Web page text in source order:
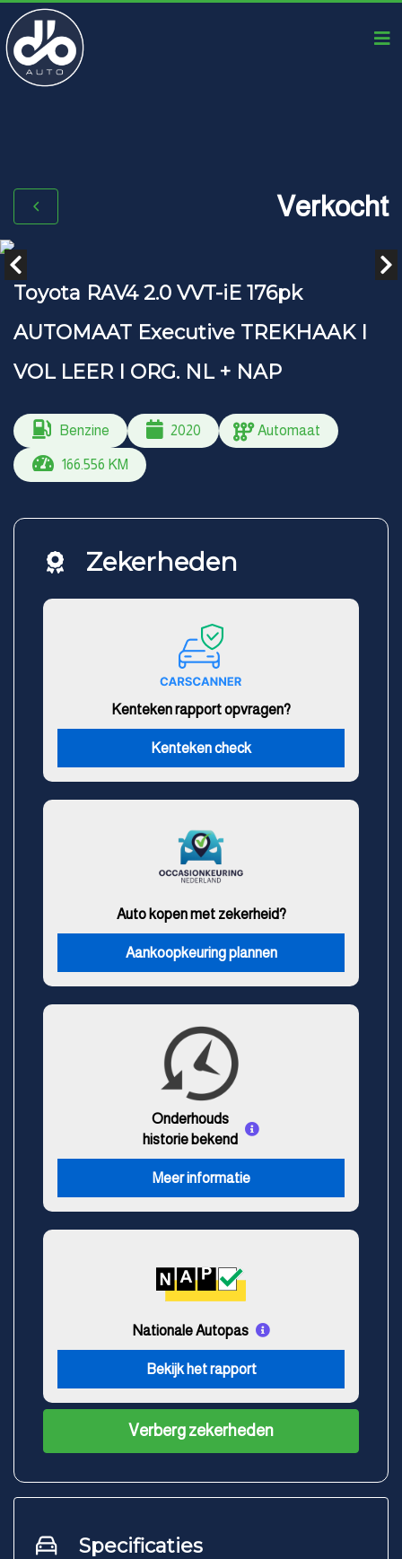
Verkocht
Toyota RAV4 2.0 VVT-iE 176pk
AUTOMAAT Executive TREKHAAK I
VOL LEER I ORG. NL + NAP
Benzine 2020 Automaat
166.556 KM
Zekerheden
Kenteken rapport opvragen?
Kenteken check
Auto kopen met zekerheid?
Aankoopkeuring plannen
Onderhouds
historie bekend
Meer informatie
Nationale Autopas
Bekijk het rapport
Verberg zekerheden
Specificaties